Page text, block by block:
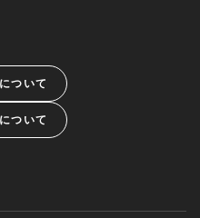
ついて
ついて